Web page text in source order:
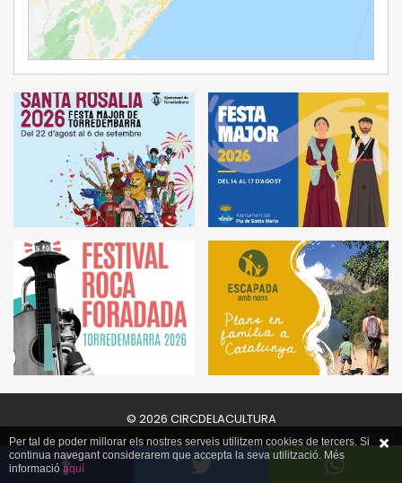
© 2026 CIRCDELACULTURA
Per tal de poder millorar els nostres serveis utilitzem cookies de tercers. Si
continua navegant considerarem que accepta la seva utilització. Més
informacióaquí